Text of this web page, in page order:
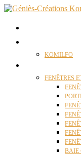
KOMILFO
FENÊTRES
BAIE